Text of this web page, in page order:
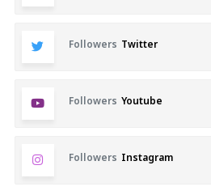
Followers Twitter
Followers Youtube
Followers Instagram